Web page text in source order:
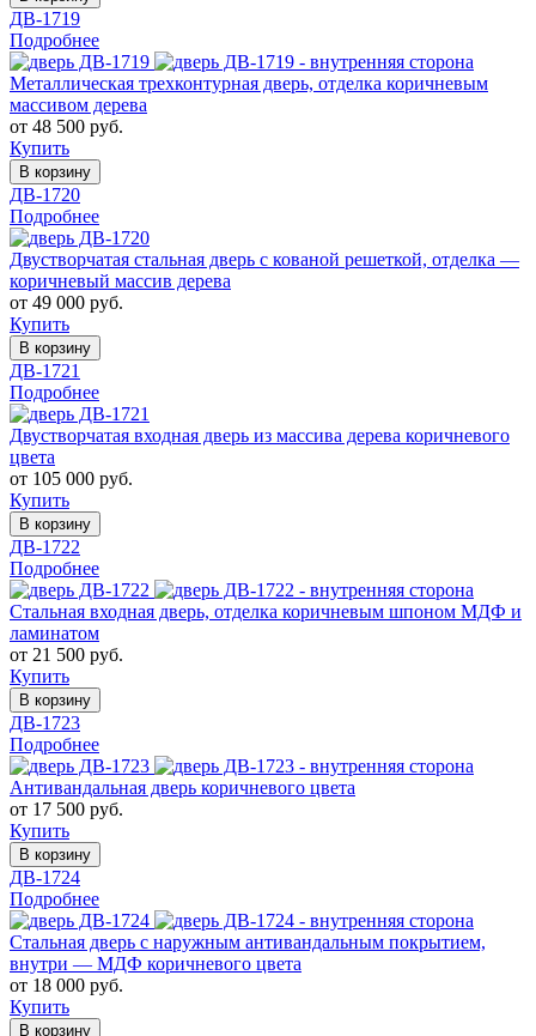
ДВ-1719
Подробнее
Металлическая трехконтурная дверь, отделка коричневым
массивом дерева
от 48 500 руб.
Купить
В корзину
ДВ-1720
Подробнее
Двустворчатая стальная дверь с кованой решеткой, отделка —
коричневый массив дерева
от 49 000 руб.
Купить
В корзину
ДВ-1721
Подробнее
Двустворчатая входная дверь из массива дерева коричневого
цвета
от 105 000 руб.
Купить
В корзину
ДВ-1722
Подробнее
Стальная входная дверь, отделка коричневым шпоном МДФ и
ламинатом
от 21 500 руб.
Купить
В корзину
ДВ-1723
Подробнее
Антивандальная дверь коричневого цвета
от 17 500 руб.
Купить
В корзину
ДВ-1724
Подробнее
Стальная дверь с наружным антивандальным покрытием,
внутри — МДФ коричневого цвета
от 18 000 руб.
Купить
В корзину